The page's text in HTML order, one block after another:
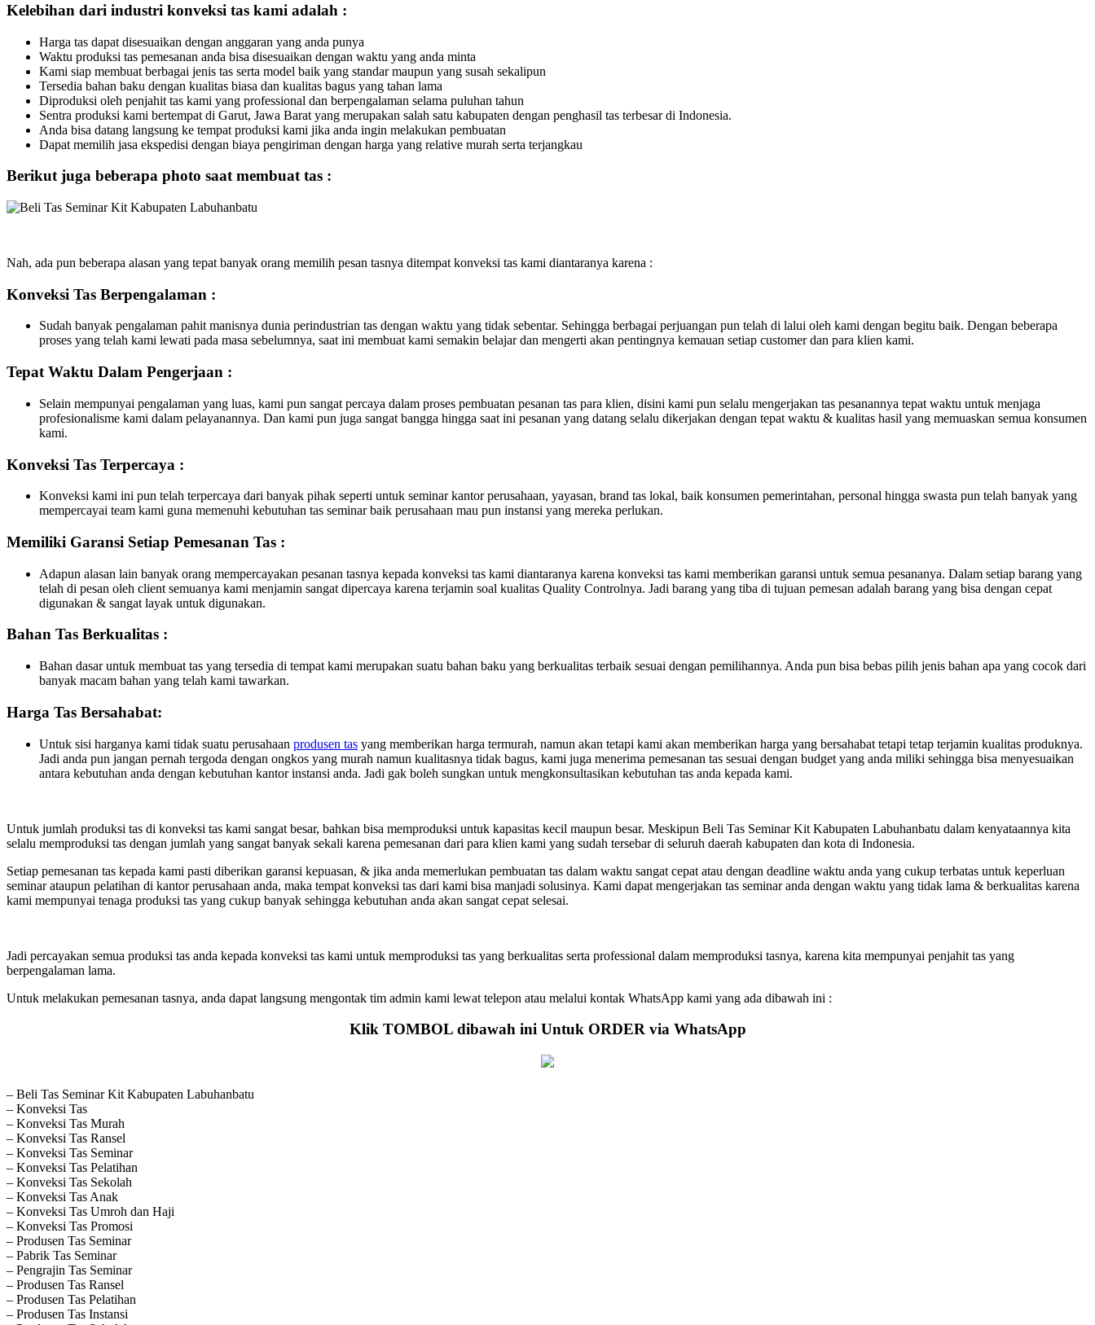
Kelebihan dari industri konveksi tas kami adalah :
Harga tas dapat disesuaikan dengan anggaran yang anda punya
Waktu produksi tas pemesanan anda bisa disesuaikan dengan waktu yang anda minta
Kami siap membuat berbagai jenis tas serta model baik yang standar maupun yang susah sekalipun
Tersedia bahan baku dengan kualitas biasa dan kualitas bagus yang tahan lama
Diproduksi oleh penjahit tas kami yang professional dan berpengalaman selama puluhan tahun
Sentra produksi kami bertempat di Garut, Jawa Barat yang merupakan salah satu kabupaten dengan penghasil tas terbesar di Indonesia.
Anda bisa datang langsung ke tempat produksi kami jika anda ingin melakukan pembuatan
Dapat memilih jasa ekspedisi dengan biaya pengiriman dengan harga yang relative murah serta terjangkau
Berikut juga beberapa photo saat membuat tas :
Nah, ada pun beberapa alasan yang tepat banyak orang memilih pesan tasnya ditempat konveksi tas kami diantaranya karena :
Konveksi Tas Berpengalaman :
Sudah banyak pengalaman pahit manisnya dunia perindustrian tas dengan waktu yang tidak sebentar. Sehingga berbagai perjuangan pun telah di lalui oleh kami dengan begitu baik. Dengan beberapa
proses yang telah kami lewati pada masa sebelumnya, saat ini membuat kami semakin belajar dan mengerti akan pentingnya kemauan setiap customer dan para klien kami.
Tepat Waktu Dalam Pengerjaan :
Selain mempunyai pengalaman yang luas, kami pun sangat percaya dalam proses pembuatan pesanan tas para klien, disini kami pun selalu mengerjakan tas pesanannya tepat waktu untuk menjaga
profesionalisme kami dalam pelayanannya. Dan kami pun juga sangat bangga hingga saat ini pesanan yang datang selalu dikerjakan dengan tepat waktu & kualitas hasil yang memuaskan semua konsumen
kami.
Konveksi Tas Terpercaya :
Konveksi kami ini pun telah terpercaya dari banyak pihak seperti untuk seminar kantor perusahaan, yayasan, brand tas lokal, baik konsumen pemerintahan, personal hingga swasta pun telah banyak yang
mempercayai team kami guna memenuhi kebutuhan tas seminar baik perusahaan mau pun instansi yang mereka perlukan.
Memiliki Garansi Setiap Pemesanan Tas :
Adapun alasan lain banyak orang mempercayakan pesanan tasnya kepada konveksi tas kami diantaranya karena konveksi tas kami memberikan garansi untuk semua pesananya. Dalam setiap barang yang
telah di pesan oleh client semuanya kami menjamin sangat dipercaya karena terjamin soal kualitas Quality Controlnya. Jadi barang yang tiba di tujuan pemesan adalah barang yang bisa dengan cepat
digunakan & sangat layak untuk digunakan.
Bahan Tas Berkualitas :
Bahan dasar untuk membuat tas yang tersedia di tempat kami merupakan suatu bahan baku yang berkualitas terbaik sesuai dengan pemilihannya. Anda pun bisa bebas pilih jenis bahan apa yang cocok dari
banyak macam bahan yang telah kami tawarkan.
Harga Tas Bersahabat:
Untuk sisi harganya kami tidak suatu perusahaan produsen tas yang memberikan harga termurah, namun akan tetapi kami akan memberikan harga yang bersahabat tetapi tetap terjamin kualitas produknya.
Jadi anda pun jangan pernah tergoda dengan ongkos yang murah namun kualitasnya tidak bagus, kami juga menerima pemesanan tas sesuai dengan budget yang anda miliki sehingga bisa menyesuaikan
antara kebutuhan anda dengan kebutuhan kantor instansi anda. Jadi gak boleh sungkan untuk mengkonsultasikan kebutuhan tas anda kepada kami.
Untuk jumlah produksi tas di konveksi tas kami sangat besar, bahkan bisa memproduksi untuk kapasitas kecil maupun besar. Meskipun Beli Tas Seminar Kit Kabupaten Labuhanbatu dalam kenyataannya kita
selalu memproduksi tas dengan jumlah yang sangat banyak sekali karena pemesanan dari para klien kami yang sudah tersebar di seluruh daerah kabupaten dan kota di Indonesia.
Setiap pemesanan tas kepada kami pasti diberikan garansi kepuasan, & jika anda memerlukan pembuatan tas dalam waktu sangat cepat atau dengan deadline waktu anda yang cukup terbatas untuk keperluan
seminar ataupun pelatihan di kantor perusahaan anda, maka tempat konveksi tas dari kami bisa manjadi solusinya. Kami dapat mengerjakan tas seminar anda dengan waktu yang tidak lama & berkualitas karena
kami mempunyai tenaga produksi tas yang cukup banyak sehingga kebutuhan anda akan sangat cepat selesai.
Jadi percayakan semua produksi tas anda kepada konveksi tas kami untuk memproduksi tas yang berkualitas serta professional dalam memproduksi tasnya, karena kita mempunyai penjahit tas yang
berpengalaman lama.
Untuk melakukan pemesanan tasnya, anda dapat langsung mengontak tim admin kami lewat telepon atau melalui kontak WhatsApp kami yang ada dibawah ini :
Klik TOMBOL dibawah ini Untuk ORDER via WhatsApp
– Beli Tas Seminar Kit Kabupaten Labuhanbatu
– Konveksi Tas
– Konveksi Tas Murah
– Konveksi Tas Ransel
– Konveksi Tas Seminar
– Konveksi Tas Pelatihan
– Konveksi Tas Sekolah
– Konveksi Tas Anak
– Konveksi Tas Umroh dan Haji
– Konveksi Tas Promosi
– Produsen Tas Seminar
– Pabrik Tas Seminar
– Pengrajin Tas Seminar
– Produsen Tas Ransel
– Produsen Tas Pelatihan
– Produsen Tas Instansi